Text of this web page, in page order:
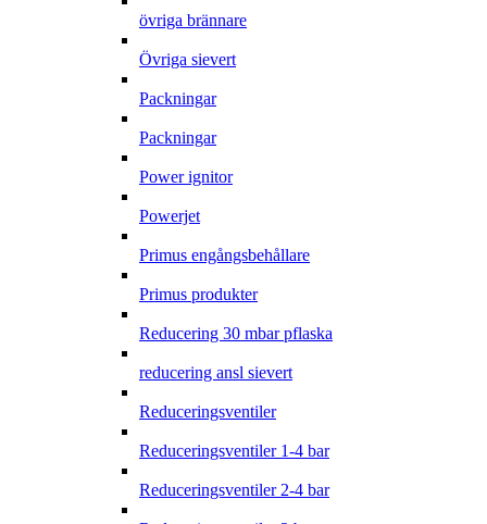
övriga brännare
Övriga sievert
Packningar
Packningar
Power ignitor
Powerjet
Primus engångsbehållare
Primus produkter
Reducering 30 mbar pflaska
reducering ansl sievert
Reduceringsventiler
Reduceringsventiler 1-4 bar
Reduceringsventiler 2-4 bar